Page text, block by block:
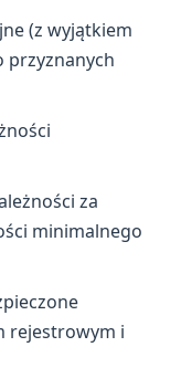
(z wyjątkiem
przyznanych
za
minimalnego
rejestrowym i